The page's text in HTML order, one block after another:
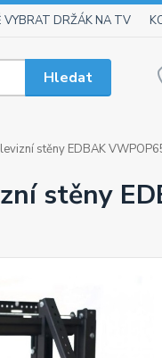
VYBRAT DRŽÁK NA TV
Hledat
stěny EDBAK
stěny